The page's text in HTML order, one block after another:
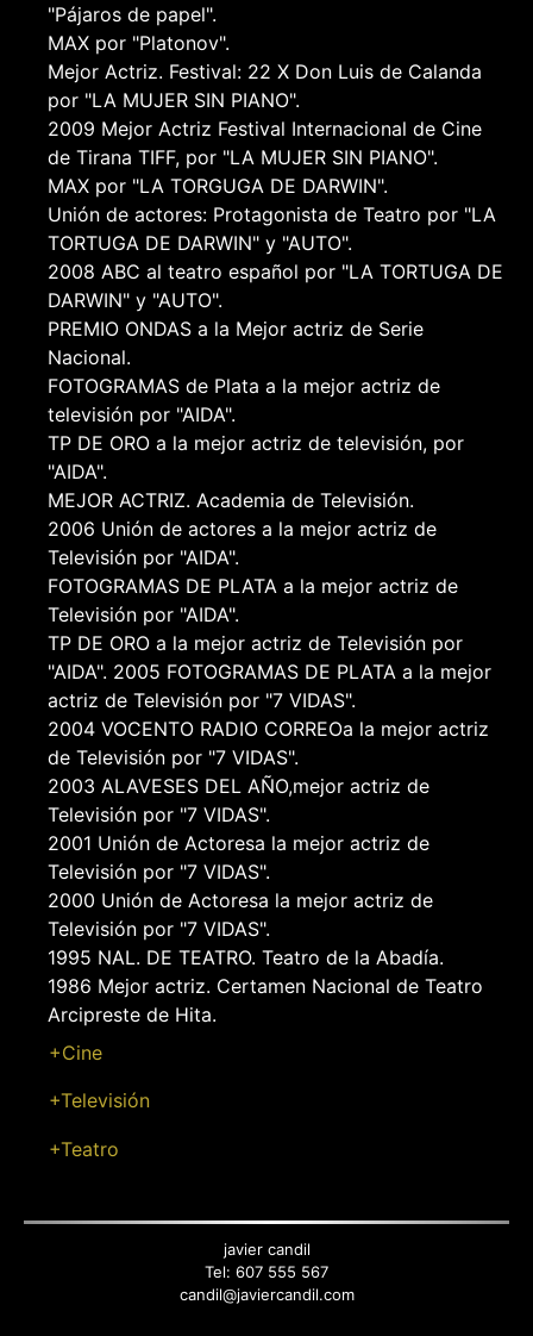
"Pájaros de papel".
MAX por "Platonov".
Mejor Actriz. Festival: 22 X Don Luis de Calanda
por "LA MUJER SIN PIANO".
2009 Mejor Actriz Festival Internacional de Cine
de Tirana TIFF, por "LA MUJER SIN PIANO".
MAX por "LA TORGUGA DE DARWIN".
Unión de actores: Protagonista de Teatro por "LA
TORTUGA DE DARWIN" y "AUTO".
2008 ABC al teatro español por "LA TORTUGA DE
DARWIN" y "AUTO".
PREMIO ONDAS a la Mejor actriz de Serie
Nacional.
FOTOGRAMAS de Plata a la mejor actriz de
televisión por "AIDA".
TP DE ORO a la mejor actriz de televisión, por
"AIDA".
MEJOR ACTRIZ. Academia de Televisión.
2006 Unión de actores a la mejor actriz de
Televisión por "AIDA".
FOTOGRAMAS DE PLATA a la mejor actriz de
Televisión por "AIDA".
TP DE ORO a la mejor actriz de Televisión por
"AIDA". 2005 FOTOGRAMAS DE PLATA a la mejor
actriz de Televisión por "7 VIDAS".
2004 VOCENTO RADIO CORREOa la mejor actriz
de Televisión por "7 VIDAS".
2003 ALAVESES DEL AÑO,mejor actriz de
Televisión por "7 VIDAS".
2001 Unión de Actoresa la mejor actriz de
Televisión por "7 VIDAS".
2000 Unión de Actoresa la mejor actriz de
Televisión por "7 VIDAS".
1995 NAL. DE TEATRO. Teatro de la Abadía.
1986 Mejor actriz. Certamen Nacional de Teatro
Arcipreste de Hita.
+Cine
+Televisión
+Teatro
to
javier candil
Tel: 607 555 567
candil@javiercandil.com